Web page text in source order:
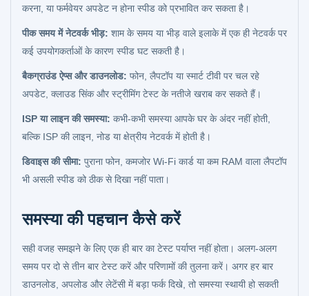
करना, या फर्मवेयर अपडेट न होना स्पीड को प्रभावित कर सकता है।
पीक समय में नेटवर्क भीड़: शाम के समय या भीड़ वाले इलाके में एक ही नेटवर्क पर
कई उपयोगकर्ताओं के कारण स्पीड घट सकती है।
बैकग्राउंड ऐप्स और डाउनलोड: फोन, लैपटॉप या स्मार्ट टीवी पर चल रहे
अपडेट, क्लाउड सिंक और स्ट्रीमिंग टेस्ट के नतीजे खराब कर सकते हैं।
ISP या लाइन की समस्या: कभी-कभी समस्या आपके घर के अंदर नहीं होती,
बल्कि ISP की लाइन, नोड या क्षेत्रीय नेटवर्क में होती है।
डिवाइस की सीमा: पुराना फोन, कमजोर Wi-Fi कार्ड या कम RAM वाला लैपटॉप
भी असली स्पीड को ठीक से दिखा नहीं पाता।
समस्या की पहचान कैसे करें
सही वजह समझने के लिए एक ही बार का टेस्ट पर्याप्त नहीं होता। अलग-अलग
समय पर दो से तीन बार टेस्ट करें और परिणामों की तुलना करें। अगर हर बार
डाउनलोड, अपलोड और लेटेंसी में बड़ा फर्क दिखे, तो समस्या स्थायी हो सकती